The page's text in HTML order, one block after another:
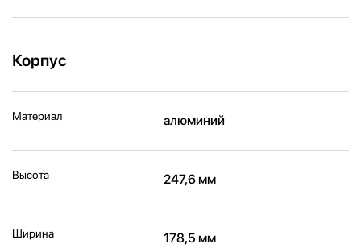
Корпус
Материал алюминий
Высота 247,6 мм
Ширина 178,5 мм